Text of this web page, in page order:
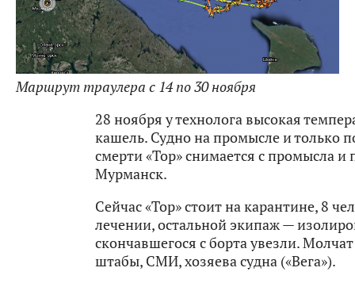
Маршрут траулера с 14 по 30 ноября
28 ноября у технолога высокая
кашель. Судно на промысле и только
смерти «Тор» снимается с промысла и
Мурманск.
Сейчас «Тор» стоит на карантине, 8
лечении, остальной экипаж —
скончавшегося с борта увезли.
штабы, СМИ, хозяева судна («Вега»).